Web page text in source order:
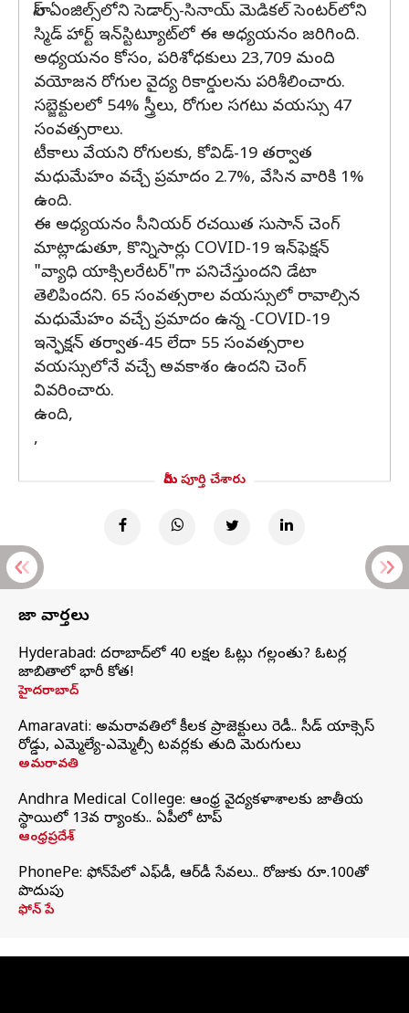
లాస్ ఏంజిల్స్‌లోని సెడార్స్-సినాయ్ మెడికల్ సెంటర్‌లోని
స్మిడ్ హార్ట్ ఇన్‌స్టిట్యూట్‌లో ఈ అధ్యయనం జరిగింది.
అధ్యయనం కోసం, పరిశోధకులు 23,709 మంది
వయోజన రోగుల వైద్య రికార్డులను పరిశీలించారు.
సబ్జెక్టులలో 54% స్త్రీలు, రోగుల సగటు వయస్సు 47
సంవత్సరాలు.
టీకాలు వేయని రోగులకు, కోవిడ్-19 తర్వాత
మధుమేహం వచ్చే ప్రమాదం 2.7%, వేసిన వారికి 1%
ఉంది.
ఈ అధ్యయనం సీనియర్ రచయిత సుసాన్ చెంగ్
మాట్లాడుతూ, కొన్నిసార్లు COVID-19 ఇన్‌ఫెక్షన్
"వ్యాధి యాక్సిలరేటర్"గా పనిచేస్తుందని డేటా
తెలిపిందని. 65 సంవత్సరాల వయస్సులో రావాల్సిన
మధుమేహం వచ్చే ప్రమాదం ఉన్న -COVID-19
ఇన్ఫెక్షన్ తర్వాత-45 లేదా 55 సంవత్సరాల
వయస్సులోనే వచ్చే అవకాశం ఉందని చెంగ్
వివరించారు.
ఉంది,
,
మీరు పూర్తి చేశారు
తాజా వార్తలు
Hyderabad: హైదరాబాద్‌లో 40 లక్షల ఓట్లు గల్లంతు? ఓటర్ల
జాబితాలో భారీ కోత!
హైదరాబాద్
Amaravati: అమరావతిలో కీలక ప్రాజెక్టులు రెడీ.. సీడ్‌ యాక్సెస్‌
రోడ్డు, ఎమ్మెల్యే-ఎమ్మెల్సీ టవర్లకు తుది మెరుగులు
అమరావతి
Andhra Medical College: ఆంధ్ర వైద్యకళాశాలకు జాతీయ
స్థాయిలో 13వ ర్యాంకు.. ఏపీలో టాప్
ఆంధ్రప్రదేశ్
PhonePe: ఫోన్‌పేలో ఎఫ్‌డీ, ఆర్‌డీ సేవలు.. రోజుకు రూ.100తో
పొదుపు
ఫోన్‌ పే